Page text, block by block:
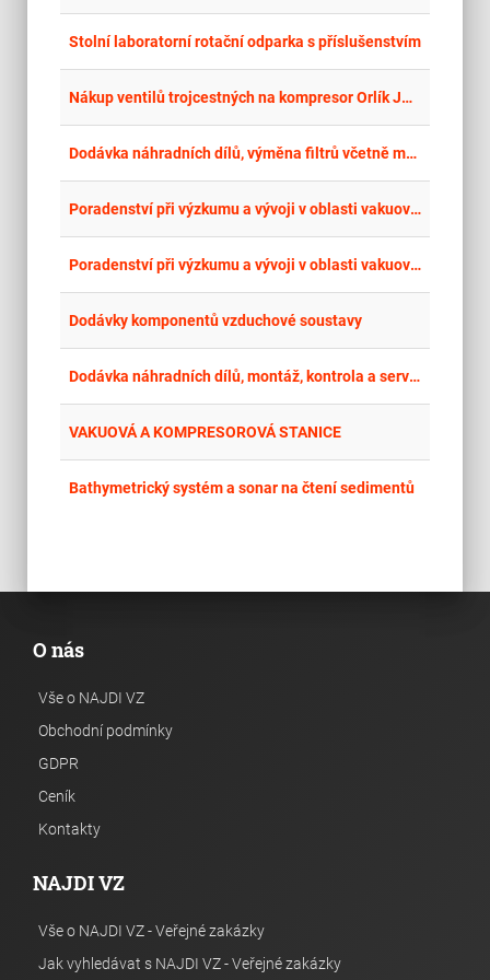
Stolní laboratorní rotační odparka s příslušenstvím
Nákup ventilů trojcestných na kompresor Orlík JSK75
Dodávka náhradních dílů, výměna filtrů včetně montáže, kontrola a servis vývěv pro výrobu vakua a sušiček vzduchu
Poradenství při výzkumu a vývoji v oblasti vakuové techniky – LAVAT a.s.
Poradenství při výzkumu a vývoji v oblasti vakuové techniky – LAVAT a.s.
Dodávky komponentů vzduchové soustavy
Dodávka náhradních dílů, montáž, kontrola a servis sušiček vzduchu MIL´S
VAKUOVÁ A KOMPRESOROVÁ STANICE
Bathymetrický systém a sonar na čtení sedimentů
O nás
Vše o NAJDI VZ
Obchodní podmínky
GDPR
Ceník
Kontakty
NAJDI VZ
Vše o NAJDI VZ - Veřejné zakázky
Jak vyhledávat s NAJDI VZ - Veřejné zakázky